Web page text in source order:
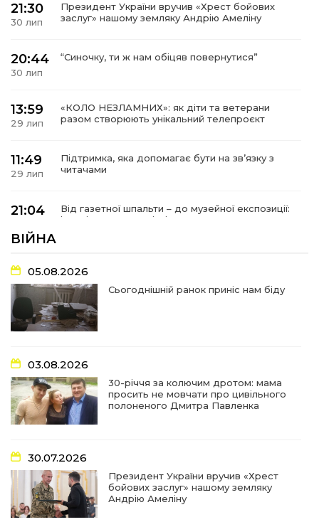
21:30
30 лип
Президент України вручив «Хрест бойових
заслуг» нашому земляку Андрію Амеліну
20:44
30 лип
“Синочку, ти ж нам обіцяв повернутися”
13:59
29 лип
«КОЛО НЕЗЛАМНИХ»: як діти та ветерани
разом створюють унікальний телепроєкт
11:49
29 лип
Підтримка, яка допомагає бути на зв’язку з
читачами
21:04
Від газетної шпальти – до музейної експозиції:
історії Героїв Барвінківщини стали частиною
17:18
27 лип
У Барвінківській громаді вшанували людей
найгуманнішої професії
16:29
22 лип
Медики Барвінківської громади
вдосконалюють професійні навички
15:09
22 лип
У Пригожому з дітьми та їх батьками
працювали фахівці благодійного фонду
07:17
“Мені й досі сниться син”: чотири роки світлої
11:06
20 лип
За дві доби — серія ворожих ударів по
Барвінківській громаді
У Барвінковому сталася пожежа у житловій
ВІЙНА
05.08.2026
Сьогоднішній ранок приніс нам біду
03.08.2026
30-річчя за колючим дротом: мама
просить не мовчати про цивільного
полоненого Дмитра Павленка
30.07.2026
Президент України вручив «Хрест
бойових заслуг» нашому земляку
Андрію Амеліну